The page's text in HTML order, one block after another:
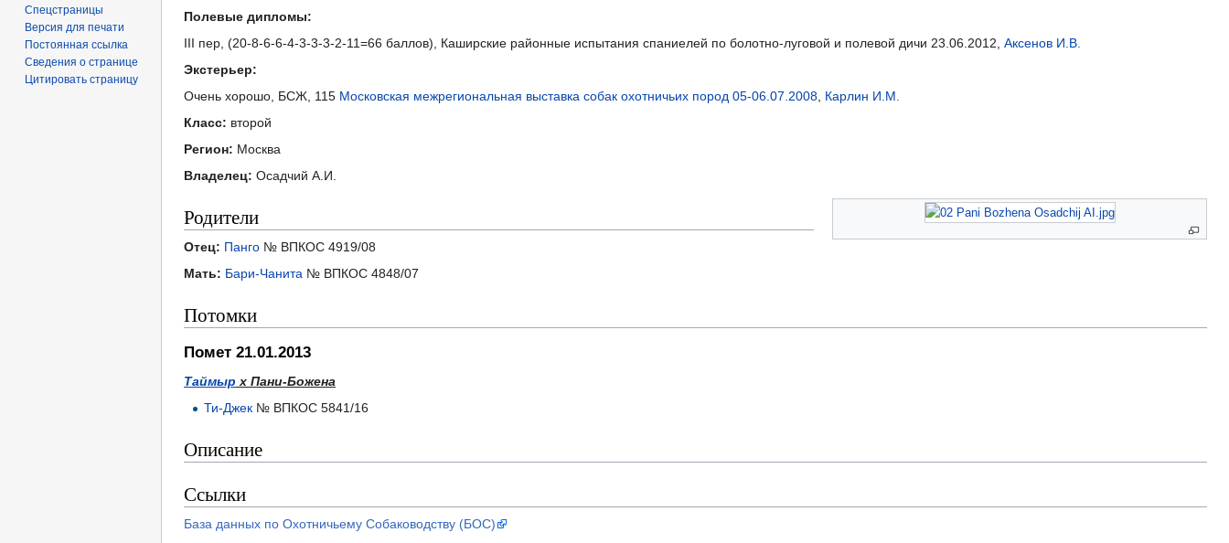
Полевые дипломы:
III пер, (20-8-6-6-4-3-3-3-2-11=66 баллов), Каширские районные испытания спаниелей по болотно-луговой и полевой дичи 23.06.2012, Аксенов И.В.
Экстерьер:
Очень хорошо, БСЖ, 115 Московская межрегиональная выставка собак охотничьих пород 05-06.07.2008, Карлин И.М.
Класс: второй
Регион: Москва
Владелец: Осадчий А.И.
Родители
Отец: Панго № ВПКОС 4919/08
Мать: Бари-Чанита № ВПКОС 4848/07
Потомки
Помет 21.01.2013
Таймыр х Пани-Божена
Ти-Джек № ВПКОС 5841/16
Описание
Ссылки
База данных по Охотничьему Собаководству (БОС)
Спецстраницы
Версия для печати
Постоянная ссылка
Сведения о странице
Цитировать страницу